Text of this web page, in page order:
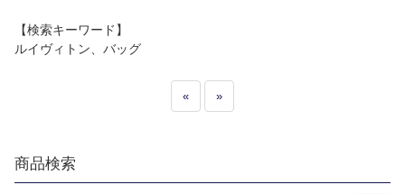
【検索キーワード】
ルイヴィトン、バッグ
« »
商品検索